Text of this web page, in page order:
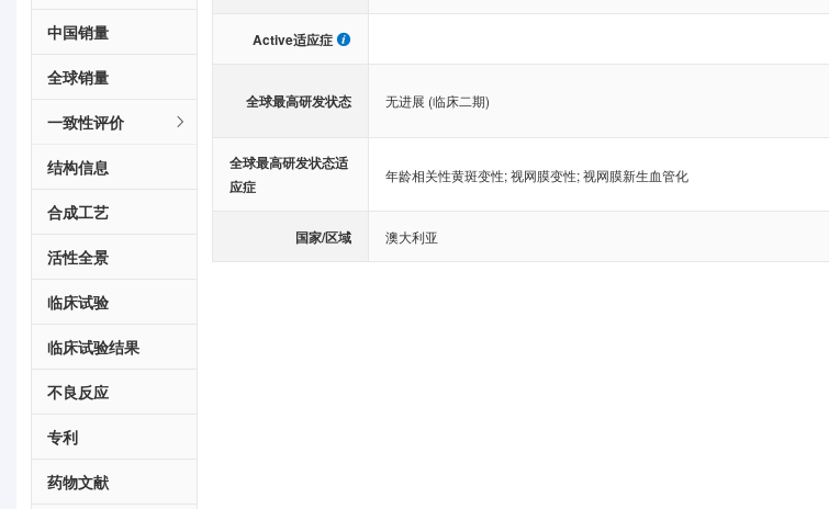
中国销量
全球销量
一致性评价
结构信息
合成工艺
活性全景
临床试验
临床试验结果
不良反应
专利
药物文献
Active适应症
全球最高研发状态 无进展 (临床二期)
全球最高研发状态适
应症
年龄相关性黄斑变性;视网膜变性;视网膜新生血管化
国家/区域 澳大利亚